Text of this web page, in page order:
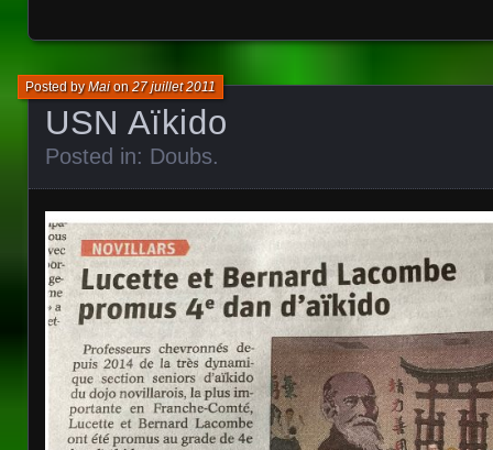
USN Aïkido
Posted byMaion27 juillet 2011
Posted in: Doubs.